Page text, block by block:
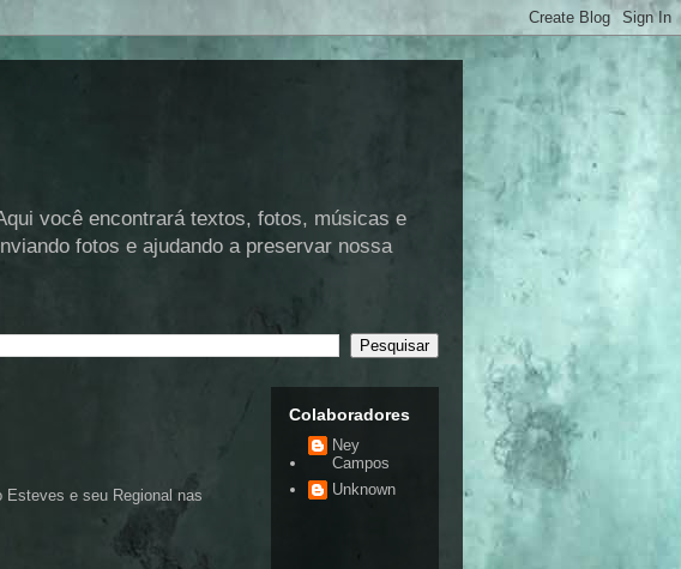
você encontrará textos, fotos, músicas e
fotos e ajudando a preservar nossa
Esteves e seu Regional nas
Colaboradores
Ney
Campos
Unknown